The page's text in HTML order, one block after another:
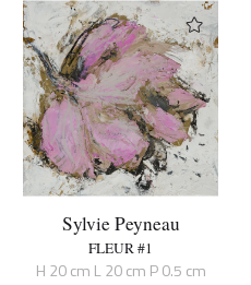
Sylvie Peyneau
FLEUR #1
H 20 cm L 20 cm P 0.5 cm